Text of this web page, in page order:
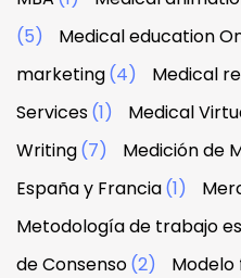
(5)
Medical education
marketing(4) Medical
Services(1) Medical
Writing(7) Medición de
España y Francia(1)
Metodología de trabajo
de Consenso(2)